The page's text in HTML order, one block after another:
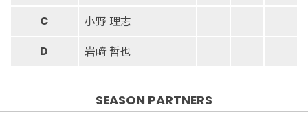
C 小野 理志
D 岩﨑 哲也
SEASON PARTNERS